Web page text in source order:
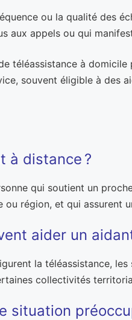
ou la qualité des
aux appels ou qui
téléassistance à
souvent éligible à des
à distance ?
qui soutient un
ou région, et qui
aider un
la téléassistance,
collectivités
situation